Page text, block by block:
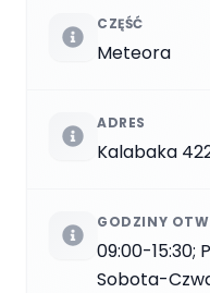
CZĘŚĆ
Meteora
ADRES
Kalabaka
GODZINY
09:00-
Sobota-